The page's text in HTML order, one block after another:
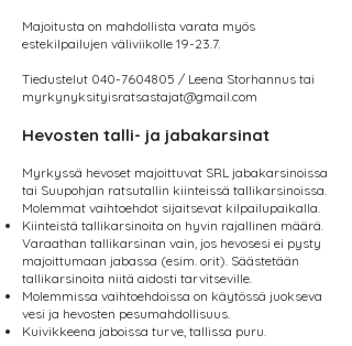
Majoitusta on mahdollista varata myös
estekilpailujen väliviikolle 19-23.7.
Tiedustelut 040-7604805 / Leena Storhannus tai
myrkynyksityisratsastajat@gmail.com
Hevosten talli- ja jabakarsinat
Myrkyssä hevoset majoittuvat SRL jabakarsinoissa
tai Suupohjan ratsutallin kiinteissä tallikarsinoissa.
Molemmat vaihtoehdot sijaitsevat kilpailupaikalla.
Kiinteistä tallikarsinoita on hyvin rajallinen määrä.
Varaathan tallikarsinan vain, jos hevosesi ei pysty
majoittumaan jabassa (esim. orit). Säästetään
tallikarsinoita niitä aidosti tarvitseville.
Molemmissa vaihtoehdoissa on käytössä juokseva
vesi ja hevosten pesumahdollisuus.
Kuivikkeena jaboissa turve, tallissa puru.